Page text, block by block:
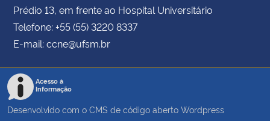
Banco Central do Brasil
Planalto
Prédio 13, em frente ao Hospital Universitário
Telefone: +55 (55) 3220 8337
E-mail: ccne@ufsm.br
Acesso à
Informação
Desenvolvido com o CMS de código aberto Wordpress